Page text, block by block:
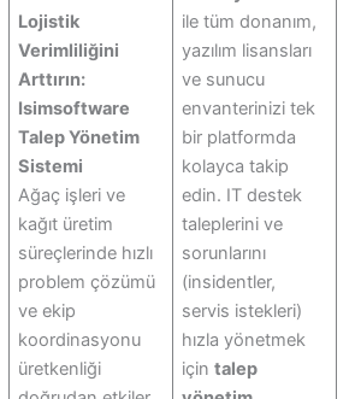
Lojistik
Verimliliğini
Arttırın:
Isimsoftware
Talep Yönetim
Sistemi
Ağaç işleri ve
kağıt üretim
süreçlerinde hızlı
problem çözümü
ve ekip
koordinasyonu
üretkenliği
ile tüm donanım,
yazılım lisansları
ve sunucu
envanterinizi tek
bir platformda
kolayca takip
edin. IT destek
taleplerini ve
sorunlarını
(insidentler,
servis istekleri)
hızla yönetmek
içintalep